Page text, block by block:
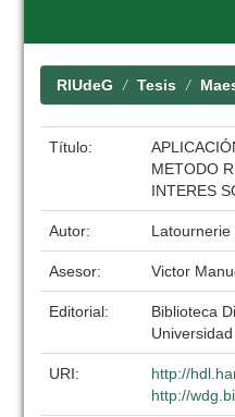
RIUdeG Tesis
Título:
METODO
INTERES
Autor:
Asesor: Victor
Editorial:
Biblioteca
URI:
http://
http://